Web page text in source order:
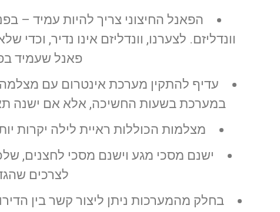
הפאנל החיצוני צריך להיות עמיד –
וונדליזם. לצערנו, וונדליזם אינו נדיר,
פאנל שעמיד
עדיף להתקין מערכת אינטרום עם
במערכת בשעות החשיכה, אלא אם ישנה
מצלמות הכוללות ראיית לילה יקרות
ישנם מסכי מגע וישנם מסכי לחצנים,
לצרכים
בחלק מהמערכות ניתן ליצור קשר בין